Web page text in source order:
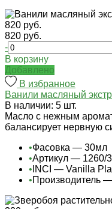
820 руб.
820 руб.
-
В корзину
Добавлено
В избранное
Ванили масляный
В наличии: 5 шт.
Масло с нежным
балансирует нервную
•Фасовка — 30мл
•Артикул — 1260/
• INCI — Vanilla
•Производитель